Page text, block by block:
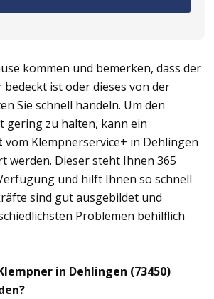
kommen und bemerken, dass der
bedeckt ist oder dieses von der
Sie schnell handeln. Um den
gering zu halten, kann ein
vom Klempnerservice+ in Dehlingen
werden. Dieser steht Ihnen 365
und hilft Ihnen so schnell
sind gut ausgebildet und
Problemen behilflich
in Dehlingen (73450)